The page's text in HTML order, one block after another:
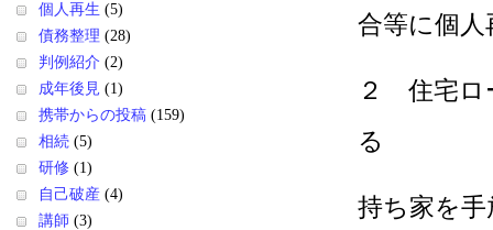
合等に個
２ 住宅ロ
る
持ち家を
個人再生 (5)
債務整理 (28)
判例紹介 (2)
成年後見 (1)
携帯からの投稿 (159)
相続 (5)
研修 (1)
自己破産 (4)
講師 (3)